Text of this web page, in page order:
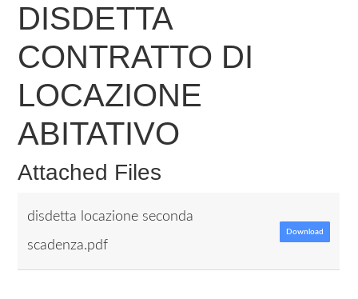
DISDETTA
CONTRATTO DI
LOCAZIONE
ABITATIVO
Attached Files
disdetta locazione seconda
scadenza.pdf
Download